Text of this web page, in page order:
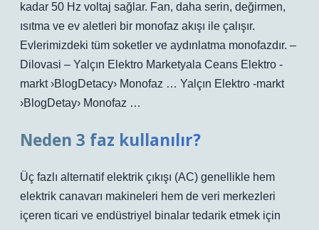
kadar 50 Hz voltaj sağlar. Fan, daha serin, değirmen,
ısıtma ve ev aletleri bir monofaz akışı ile çalışır.
Evlerimizdeki tüm soketler ve aydınlatma monofazdır. –
Dilovasi – Yalçın Elektro Marketyala Ceans Elektro -
markt ›BlogDetacy› Monofaz … Yalçın Elektro -markt
›BlogDetay› Monofaz …
Neden 3 faz kullanılır?
Üç fazlı alternatif elektrik çıkışı (AC) genellikle hem
elektrik canavarı makineleri hem de veri merkezleri
içeren ticari ve endüstriyel binalar tedarik etmek için